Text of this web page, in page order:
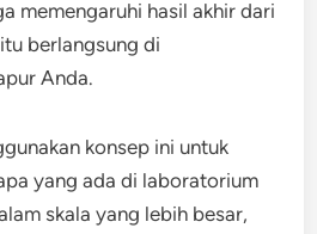
memengaruhi hasil akhir dari
berlangsung di
Anda.
konsep ini untuk
yang ada di laboratorium
skala yang lebih besar,